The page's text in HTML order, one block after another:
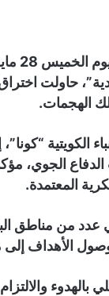
أعلنت
حاولت
الهجمات.
الكويتية
الدفاع الجوي،
المعتمدة.
من مناطق
وصول الأهداف إلى
بالهدوء